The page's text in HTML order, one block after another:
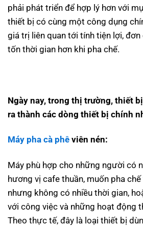
phải phát triển để hợp lý hơn với
thiết bị có cùng một công dụng
giá trị liên quan tới tính tiện lợi,
tốn thời gian hơn khi pha chế.
Ngày nay, trong thị trường, thiết
ra thành các dòng thiết bị chính
Máy pha cà phê viên nén:
Máy phù hợp cho những người có
hương vị cafe thuần, muốn pha
nhưng không có nhiều thời gian,
với công việc và những hoạt động
Theo thực tế, đây là loại thiết bị